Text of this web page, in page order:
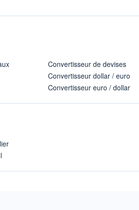
Convertisseur de devises
Convertisseur dollar / euro
Convertisseur euro / dollar